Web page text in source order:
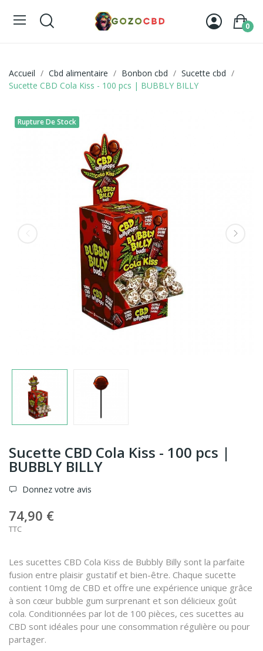
0
Accueil Cbd alimentaire Bonbon cbd
Sucette cbd
Sucette CBD Cola Kiss - 100 pcs | BUBBLY BILLY
Rupture De Stock
Sucette CBD Cola Kiss - 100 pcs |
BUBBLY BILLY
Donnez votre avis
74,90 €
TTC
Les sucettes CBD Cola Kiss de Bubbly Billy sont la parfaite
fusion entre plaisir gustatif et bien-être. Chaque sucette
contient 10mg de CBD et offre une expérience unique grâce
à son cœur bubble gum surprenant et son délicieux goût
cola. Conditionnées par lot de 100 pièces, ces sucettes au
CBD sont idéales pour une consommation régulière ou pour
partager.